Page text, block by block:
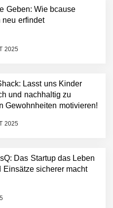
Geben: Wie bcause
neu erfindet
2025
Lasst uns Kinder
und nachhaltig zu
Gewohnheiten motivieren!
2025
Das Startup das Leben
Einsätze sicherer macht
Gesundheitswesen
Spenden neu
Lasst uns
spielerisch und
zu gesunden